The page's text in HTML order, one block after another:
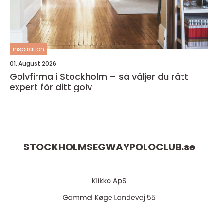
inspiration
01. August 2026
Golvfirma i Stockholm – så väljer du rätt
expert för ditt golv
STOCKHOLMSEGWAYPOLOCLUB.se